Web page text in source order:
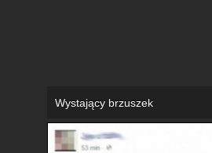
Wystający brzuszek